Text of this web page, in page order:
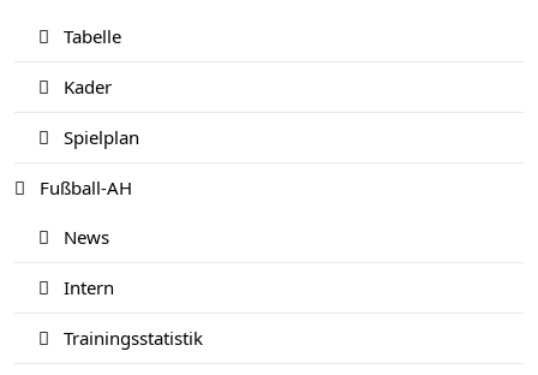
Tabelle
Kader
Spielplan
Fußball-AH
News
Intern
Trainingsstatistik